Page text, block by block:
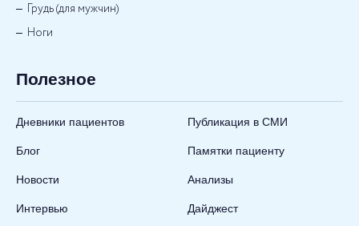
Грудь (для мужчин)
Ноги
Полезное
Дневники пациентов
Блог
Новости
Интервью
Публикация в СМИ
Памятки пациенту
Анализы
Дайджест